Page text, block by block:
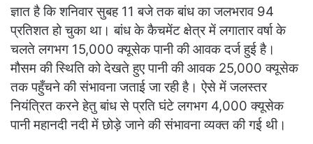
ज्ञात है कि शनिवार सुबह 11 बजे तक बांध का जलभराव 94
प्रतिशत हो चुका था। बांध के कैचमेंट क्षेत्र में लगातार वर्षा के
चलते लगभग 15,000 क्यूसेक पानी की आवक दर्ज हुई है।
मौसम की स्थिति को देखते हुए पानी की आवक 25,000 क्यूसेक
तक पहुँचने की संभावना जताई जा रही है। ऐसे में जलस्तर
नियंत्रित करने हेतु बांध से प्रति घंटे लगभग 4,000 क्यूसेक
पानी महानदी नदी में छोड़े जाने की संभावना व्यक्त की गई थी।